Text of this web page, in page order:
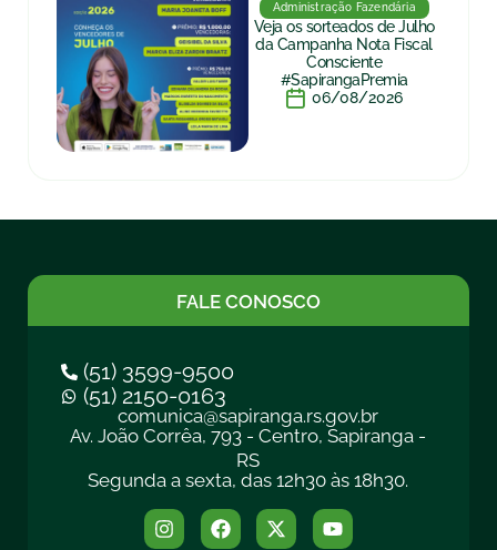
Administração Fazendária
Veja os sorteados de Julho
da Campanha Nota Fiscal
Consciente
#SapirangaPremia
06/08/2026
FALE CONOSCO
(51) 3599-9500
(51) 2150-0163
comunica@sapiranga.rs.gov.br
Av. João Corrêa, 793 - Centro, Sapiranga -
RS
Segunda a sexta, das 12h30 às 18h30.